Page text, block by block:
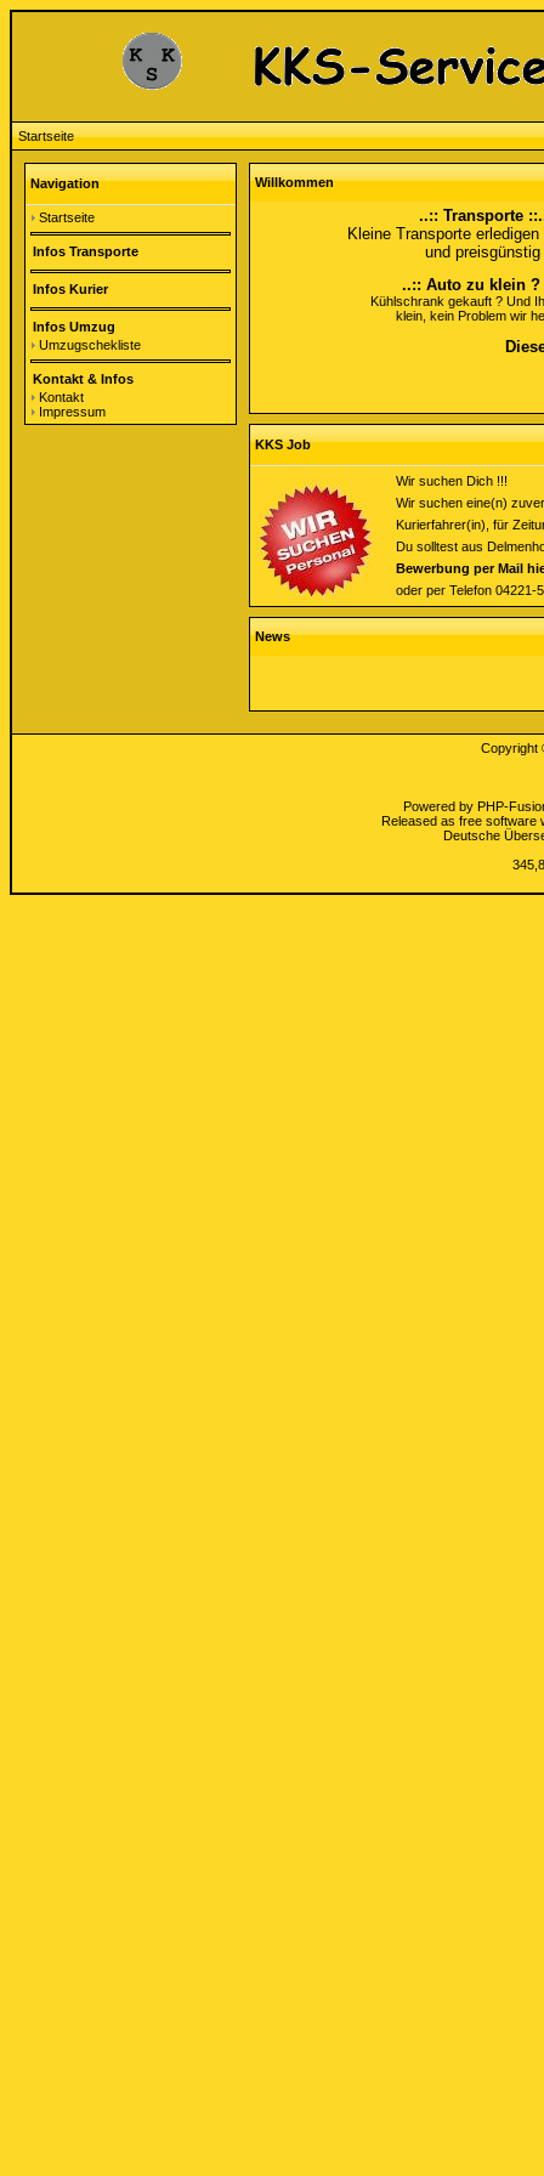
Startseite
Navigation
Startseite
Infos Transporte
Infos Kurier
Infos Umzug
Umzugschekliste
Kontakt & Infos
Kontakt
Impressum
Willkommen
..:: Transporte
Kleine Transporte
und preisgünstig
..:: Auto zu klein ?
Kühlschrank gekauft ? Und
klein, kein Problem wir
KKS Job
Wir suchen Dich !!!
Wir suchen eine(n)
Kurierfahrer(in), für
Du solltest aus
Bewerbung per Mail
oder per Telefon 04221-
News
Copyright
Powered by PHP-
Released as free software
Deutsche